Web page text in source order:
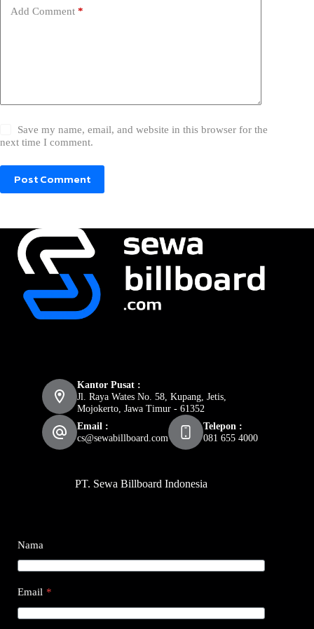
Add Comment *
Save my name, email, and website in this browser for the
next time I comment.
Post Comment
Kantor Pusat :
Jl. Raya Wates No. 58, Kupang, Jetis,
Mojokerto, Jawa Timur - 61352
Email :
cs@sewabillboard.com
Telepon :
081 655 4000
PT. Sewa Billboard Indonesia
Nama
Email *